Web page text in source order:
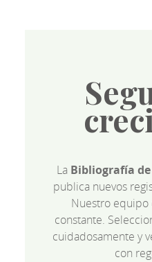
La Bibliografía
publica nuevos
Nuestro equipo
constante.
cuidadosamente y
con